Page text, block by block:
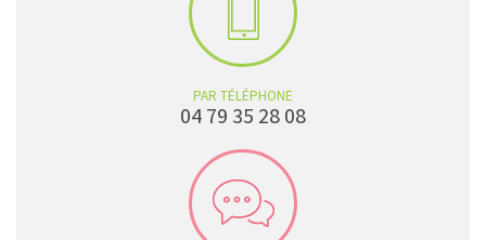
PAR TÉLÉPHONE
04 79 35 28 08